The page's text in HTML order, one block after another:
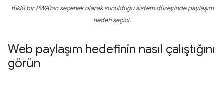
Yüklü bir PWA'nın seçenek olarak sunulduğu sistem düzeyinde paylaşım
hedefi seçici.
Web paylaşım hedefinin nasıl çalıştığını
görün